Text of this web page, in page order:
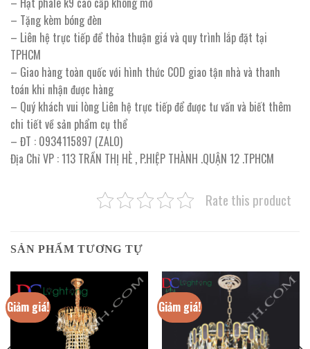
– Tặng kèm bóng đèn
– Liên hệ trực tiếp để thỏa thuận giá và quy trình lắp đặt tại
TPHCM
– Giao hàng toàn quốc với hình thức COD giao tận nhà và thanh
toán khi nhận được hàng
– Quý khách vui lòng Liên hệ trực tiếp để được tư vấn và biết thêm
chi tiết về sản phẩm cụ thể
– ĐT : 0934115897 (ZALO)
Địa Chỉ VP : 113 TRẦN THỊ HÈ , P.HIỆP THÀNH .QUẬN 12 .TPHCM
Rate this product
SẢN PHẨM TƯƠNG TỰ
Giảm giá! Giảm giá!